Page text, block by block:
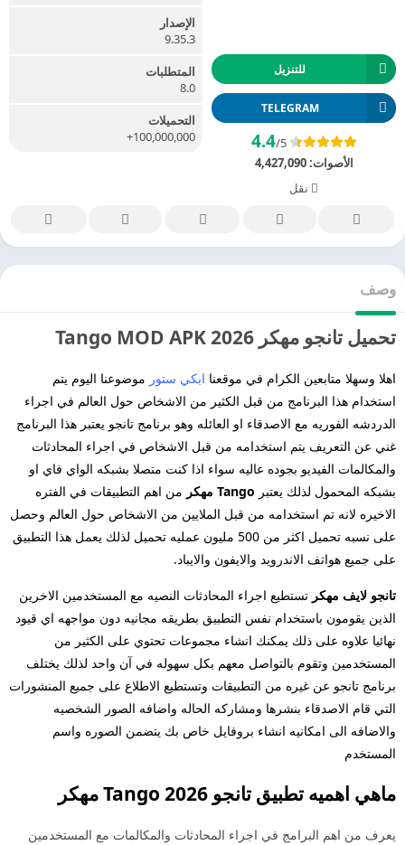
للتنزيل
TELEGRAM
4.4/5
الأصوات:4,427,090
نقل
الإصدار
9.35.3
المتطلبات
8.0
التحميلات
100,000,000+
وصف
تحميل تانجو مهكر 2026 Tango MOD APK
اهلا وسهلا متابعين الكرام في موقعنا ابكي ستور موضوعنا اليوم يتم
استخدام هذا البرنامج من قبل الكثير من الاشخاص حول العالم في اجراء
الدردشه الفوريه مع الاصدقاء او العائله وهو برنامج تانجو يعتبر هذا البرنامج
غني عن التعريف يتم استخدامه من قبل الاشخاص في اجراء المحادثات
والمكالمات الفيديو بجوده عاليه سواء اذا كنت متصلا بشبكه الواي فاي او
بشبكه المحمول لذلك يعتبر Tango مهكر من اهم التطبيقات في الفتره
الاخيره لانه تم استخدامه من قبل الملايين من الاشخاص حول العالم وحصل
على نسبه تحميل اكثر من 500 مليون عمليه تحميل لذلك يعمل هذا التطبيق
على جميع هواتف الاندرويد والايفون والايباد.
تانجو لايف مهكر تستطيع اجراء المحادثات النصيه مع المستخدمين الاخرين
الذين يقومون باستخدام نفس التطبيق بطريقه مجانيه دون مواجهه اي قيود
نهائيا علاوه على ذلك يمكنك انشاء مجموعات تحتوي على الكثير من
المستخدمين وتقوم بالتواصل معهم بكل سهوله في آن واحد لذلك يختلف
برنامج تانجو عن غيره من التطبيقات وتستطيع الاطلاع على جميع المنشورات
التي قام الاصدقاء بنشرها ومشاركه الحاله واضافه الصور الشخصيه
والاضافه الى امكانيه انشاء بروفايل خاص بك يتضمن الصوره واسم
المستخدم
ماهي اهميه تطبيق تانجو
يعرف من اهم البرامج في اجراء المحادثات والمكالمات مع المستخدمين